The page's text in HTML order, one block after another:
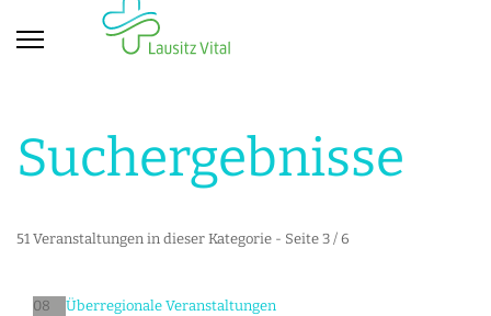
Suchergebnisse
51 Veranstaltungen in dieser Kategorie - Seite 3 / 6
08
Überregionale Veranstaltungen